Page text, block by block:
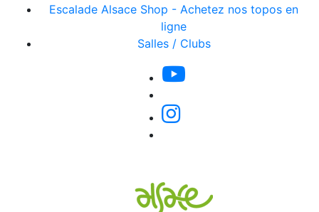
Escalade Alsace Shop - Achetez nos topos en
ligne
Salles / Clubs